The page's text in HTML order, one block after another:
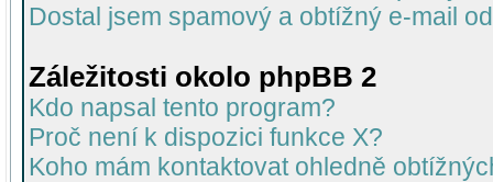
Dostal jsem spamový a obtížný e-mail
Záležitosti okolo phpBB 2
Kdo napsal tento program?
Proč není k dispozici funkce X?
Koho mám kontaktovat ohledně